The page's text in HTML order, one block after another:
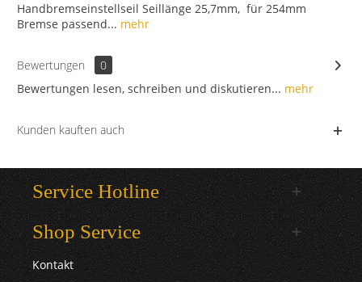
Handbremseinstellseil Seillänge 25,7mm, für 254mm
Bremse passend... mehr
Bewertungen
0
Bewertungen lesen, schreiben und diskutieren... mehr
Kunden kauften auch
Service Hotline
Shop Service
Kontakt